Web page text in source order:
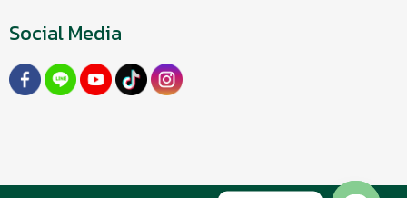
Social Media